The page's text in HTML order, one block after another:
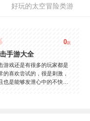
好玩的太空冒险类游
0款
手游大全
游戏还是有很多的玩家都是
的喜欢尝试的，很是刺激，
也是能够发泄心中的不快